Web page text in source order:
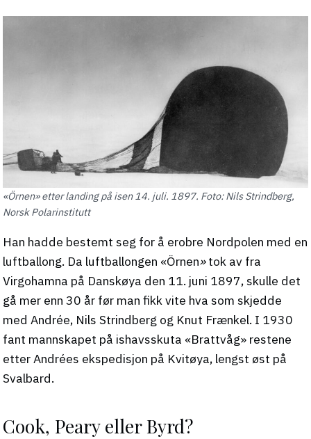
«Örnen» etter landing på isen 14. juli. 1897. Foto: Nils Strindberg,
Norsk Polarinstitutt
Han hadde bestemt seg for å erobre Nordpolen med en
luftballong. Da luftballongen «Örnen»tok av fra
Virgohamna på Danskøya den 11. juni 1897, skulle det
gå mer enn 30 år før man fikk vite hva som skjedde
med Andrée, Nils Strindberg og Knut Frænkel. I 1930
fant mannskapet på ishavsskuta «Brattvåg» restene
etter Andrées ekspedisjon på Kvitøya, lengst øst på
Svalbard.
Cook, Peary eller Byrd?